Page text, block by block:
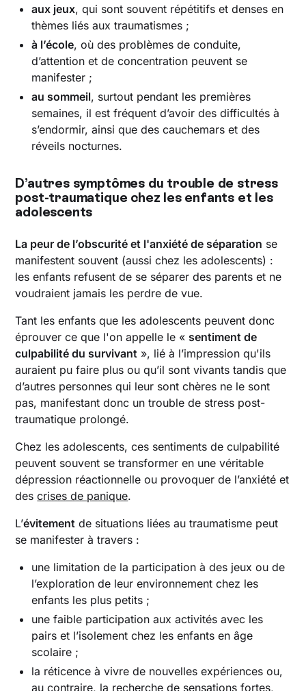
aux jeux, qui sont souvent répétitifs et denses en
thèmes liés aux traumatismes ;
à l’école, où des problèmes de conduite,
d’attention et de concentration peuvent se
manifester ;
au sommeil, surtout pendant les premières
semaines, il est fréquent d’avoir des difficultés à
s’endormir, ainsi que des cauchemars et des
réveils nocturnes.
D’autres symptômes du trouble de stress
post-traumatique chez les enfants et les
adolescents
La peur de l’obscurité et l'anxiété de séparation se
manifestent souvent (aussi chez les adolescents) :
les enfants refusent de se séparer des parents et ne
voudraient jamais les perdre de vue.
Tant les enfants que les adolescents peuvent donc
éprouver ce que l'on appelle le « sentiment de
culpabilité du survivant », lié à l’impression qu'ils
auraient pu faire plus ou qu’il sont vivants tandis que
d’autres personnes qui leur sont chères ne le sont
pas, manifestant donc un trouble de stress post-
traumatique prolongé.
Chez les adolescents, ces sentiments de culpabilité
peuvent souvent se transformer en une véritable
dépression réactionnelle ou provoquer de l’anxiété et
descrises de panique.
L’évitement de situations liées au traumatisme peut
se manifester à travers :
une limitation de la participation à des jeux ou de
l’exploration de leur environnement chez les
enfants les plus petits ;
une faible participation aux activités avec les
pairs et l’isolement chez les enfants en âge
scolaire ;
la réticence à vivre de nouvelles expériences ou,
au contraire, la recherche de sensations fortes,